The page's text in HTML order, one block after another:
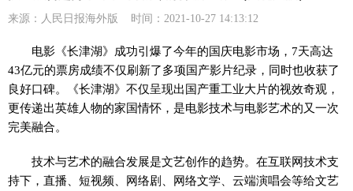
来源：人民日报海外版 时间：2021-10-27 14:13:12
电影《长津湖》成功引爆了今年的国庆电影市场，7天高达
43亿元的票房成绩不仅刷新了多项国产影片纪录，同时也收获了
良好口碑。《长津湖》不仅呈现出国产重工业大片的视效奇观，
更传递出英雄人物的家国情怀，是电影技术与电影艺术的又一次
完美融合。
技术与艺术的融合发展是文艺创作的趋势。在互联网技术支
持下，直播、短视频、网络剧、网络文学、云端演唱会等给文艺